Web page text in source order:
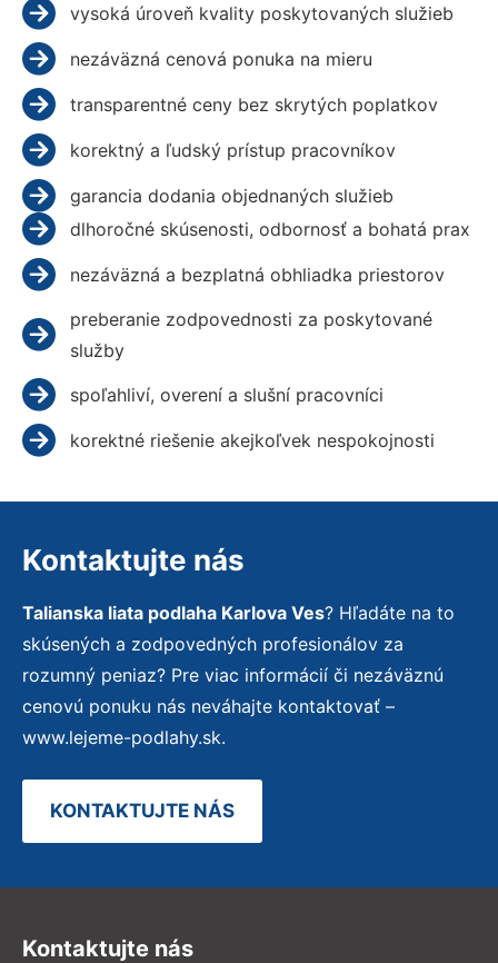
vysoká úroveň kvality poskytovaných služieb
nezáväzná cenová ponuka na mieru
transparentné ceny bez skrytých poplatkov
korektný a ľudský prístup pracovníkov
garancia dodania objednaných služieb
dlhoročné skúsenosti, odbornosť a bohatá prax
nezáväzná a bezplatná obhliadka priestorov
preberanie zodpovednosti za poskytované
služby
spoľahliví, overení a slušní pracovníci
korektné riešenie akejkoľvek nespokojnosti
Kontaktujte nás
Talianska liata podlaha Karlova Ves? Hľadáte na to
skúsených a zodpovedných profesionálov za
rozumný peniaz? Pre viac informácií či nezáväznú
cenovú ponuku nás neváhajte kontaktovať –
www.lejeme-podlahy.sk.
KONTAKTUJTE NÁS
Kontaktujte nás